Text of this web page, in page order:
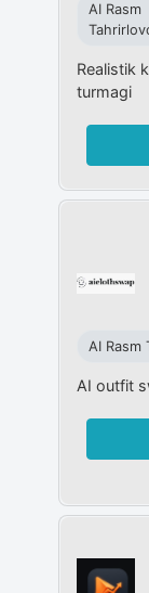
AI Rasm
Realistik
turmagi
AI Rasm
AI outfit